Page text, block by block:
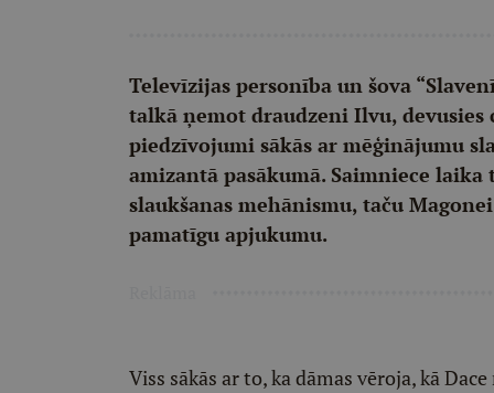
Televīzijas personība un šova
talkā ņemot draudzeni Ilvu, devusies
piedzīvojumi sākās ar mēģinājumu
amizantā pasākumā. Saimniece
slaukšanas mehānismu, taču
pamatīgu apjukumu.
Viss sākās ar to, ka dāmas vēroja, kā